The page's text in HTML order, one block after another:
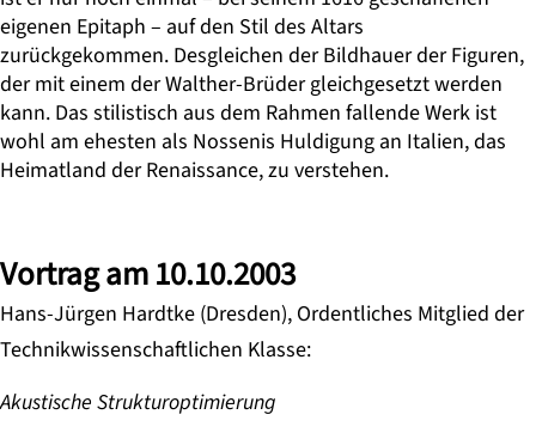
eigenen Epitaph – auf den Stil des Altars
zurückgekommen. Desgleichen der Bildhauer der Figuren,
der mit einem der Walther-Brüder gleichgesetzt werden
kann. Das stilistisch aus dem Rahmen fallende Werk ist
wohl am ehesten als Nossenis Huldigung an Italien, das
Heimatland der Renaissance, zu verstehen.
Vortrag am 10.10.2003
Hans-Jürgen Hardtke (Dresden), Ordentliches Mitglied der
Technikwissenschaftlichen Klasse:
Akustische Strukturoptimierung